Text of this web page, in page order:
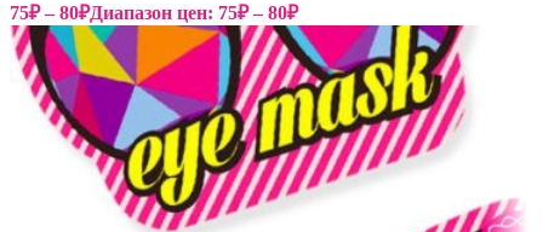
75₽ – 80₽Диапазон цен: 75₽ – 80₽